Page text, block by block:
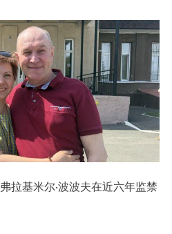
弗拉基米尔·波波夫在近六年监禁